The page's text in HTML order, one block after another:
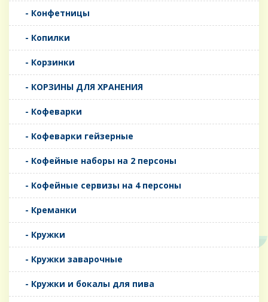
- Конфетницы
- Копилки
- Корзинки
- КОРЗИНЫ ДЛЯ ХРАНЕНИЯ
- Кофеварки
- Кофеварки гейзерные
- Кофейные наборы на 2 персоны
- Кофейные сервизы на 4 персоны
- Креманки
- Кружки
- Кружки заварочные
- Кружки и бокалы для пива